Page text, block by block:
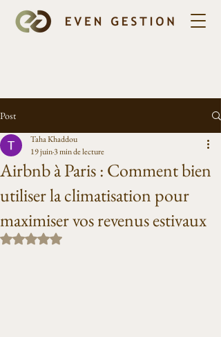
Post
Airbnb à Paris : Comment bien
utiliser la climatisation pour
maximiser vos revenus estivaux
Taha Khaddou
19 juin3 min de lecture
Noté NaN étoiles sur 5.